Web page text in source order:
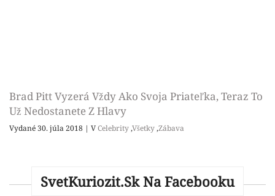
Brad Pitt Vyzerá Vždy Ako Svoja Priateľka, Teraz To
Už Nedostanete Z Hlavy
Vydané 30. júla 2018 | VCelebrity,Všetky,Zábava
SvetKuriozit.sk Na Facebooku